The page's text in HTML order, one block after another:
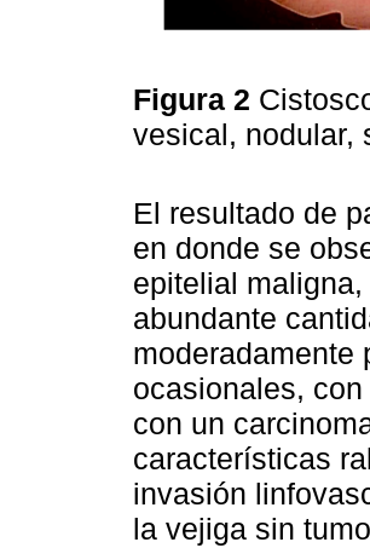
Figura 2
vesical, nodular,
El resultado de
en donde se
epitelial
abundante
moderadamente
ocasionales,
con un
características
invasión
la vejiga sin